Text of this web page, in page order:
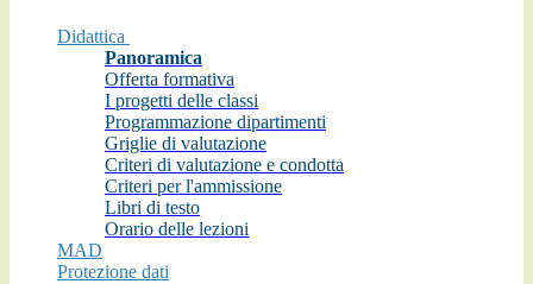
Didattica
Panoramica
Offerta formativa
I progetti delle classi
Programmazione dipartimenti
Griglie di valutazione
Criteri di valutazione e condotta
Criteri per l'ammissione
Libri di testo
Orario delle lezioni
MAD
Protezione dati